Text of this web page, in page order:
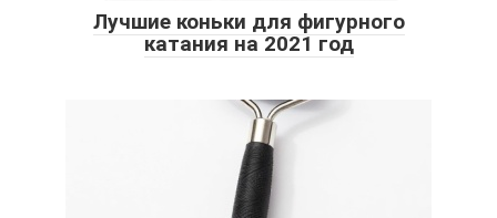
Лучшие коньки для фигурного
катания на 2021 год